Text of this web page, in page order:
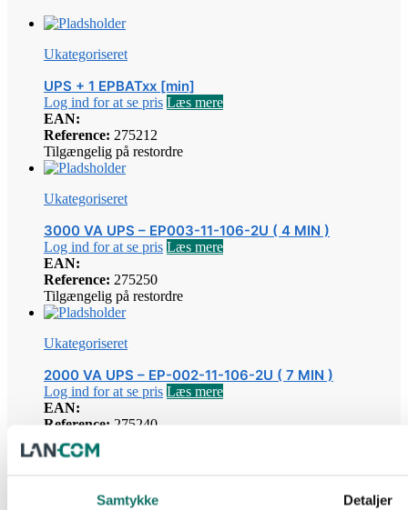
Samtykke Detaljer
Ukategoriseret
UPS + 1 EPBATxx [min]
Log ind for at se pris Læs mere
EAN:
Reference: 275212
Tilgængelig på restordre
Ukategoriseret
3000 VA UPS – EP003-11-106-2U ( 4 MIN )
Log ind for at se pris Læs mere
EAN:
Reference: 275250
Tilgængelig på restordre
Ukategoriseret
2000 VA UPS – EP-002-11-106-2U ( 7 MIN )
Log ind for at se pris Læs mere
EAN:
Reference: 275240
Tilgængelig på restordre